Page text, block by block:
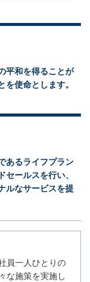
平和を得ることが
使命とします。
あるライフプラン
ールスを行い、
ルなサービスを提
員一人ひとりの
な施策を実施し